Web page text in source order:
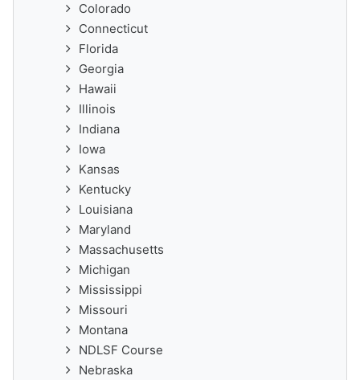
Colorado
Connecticut
Florida
Georgia
Hawaii
Illinois
Indiana
Iowa
Kansas
Kentucky
Louisiana
Maryland
Massachusetts
Michigan
Mississippi
Missouri
Montana
NDLSF Course
Nebraska